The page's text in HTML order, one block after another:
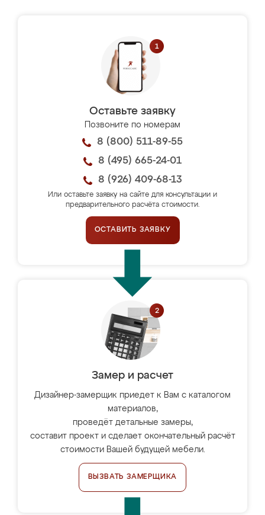
Оставьте заявку
Позвоните по номерам
8 (800) 511-89-55
8 (495) 665-24-01
8 (926) 409-68-13
Или оставьте заявку на сайте для консультации и
предварительного расчёта стоимости.
ОСТАВИТЬ ЗАЯВКУ
Замер и расчет
Дизайнер-замерщик приедет к Вам с каталогом
материалов,
проведёт детальные замеры,
составит проект и сделает окончательный расчёт
стоимости Вашей будущей мебели.
ВЫЗВАТЬ ЗАМЕРЩИКА